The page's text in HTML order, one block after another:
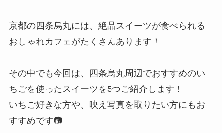
京都の四条烏丸には、絶品スイーツが食べられる
おしゃれカフェがたくさんあります！
その中でも今回は、四条烏丸周辺でおすすめのい
ちごを使ったスイーツを5つご紹介します！
いちご好きな方や、映え写真を取りたい方にもお
すすめです📷